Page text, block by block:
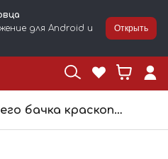
для Android и
Открыть
Фильтр для верхнего бачка краскопульта Walcom, нейлон, плотность 500, 90137/W